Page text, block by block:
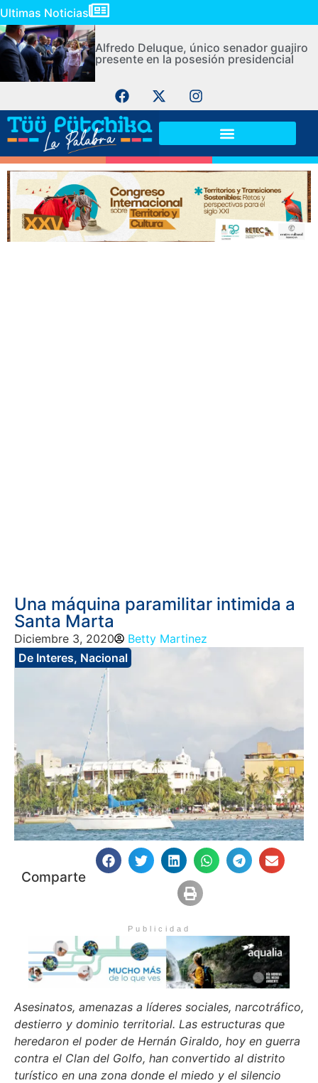
Ultimas Noticias
Alfredo Deluque, único senador guajiro
presente en la posesión presidencial
Una máquina paramilitar intimida a
Santa Marta
Diciembre 3, 2020
Betty Martinez
De Interes, Nacional
Comparte
Publicidad
Asesinatos, amenazas a líderes sociales, narcotráfico,
destierro y dominio territorial. Las estructuras que
heredaron el poder de Hernán Giraldo, hoy en guerra
contra el Clan del Golfo, han convertido al distrito
turístico en una zona donde el miedo y el silencio